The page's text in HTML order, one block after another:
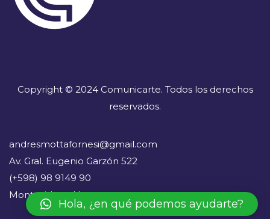
Copyright © 2024 Comunicarte. Todos los derechos
reservados.
andresmottafornesi@gmail.com
Av. Gral. Eugenio Garzón 522
(+598) 98 9149 90
Montevideo - Uruguay
Hola, ¿en qué podemos ayudarte?